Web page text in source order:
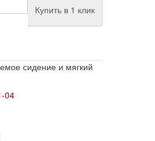
Купить в 1 клик
сидение и мягкий
04